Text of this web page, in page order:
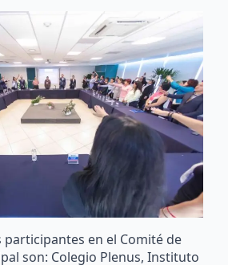
en el Comité de
son: Colegio Plenus, Instituto